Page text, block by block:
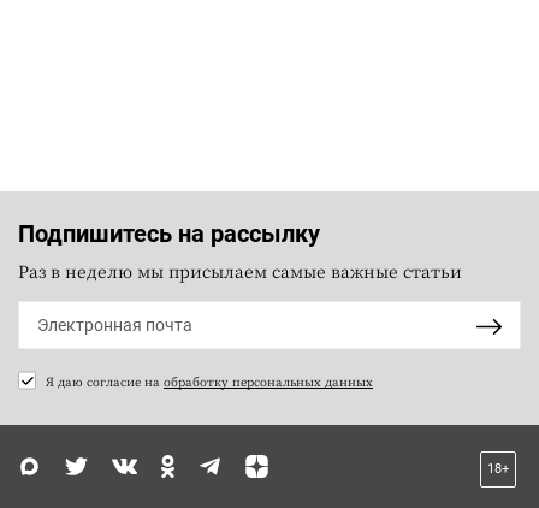
Подпишитесь на рассылку
Раз в неделю мы присылаем самые важные статьи
Я даю согласие на обработку персональных данных
18+